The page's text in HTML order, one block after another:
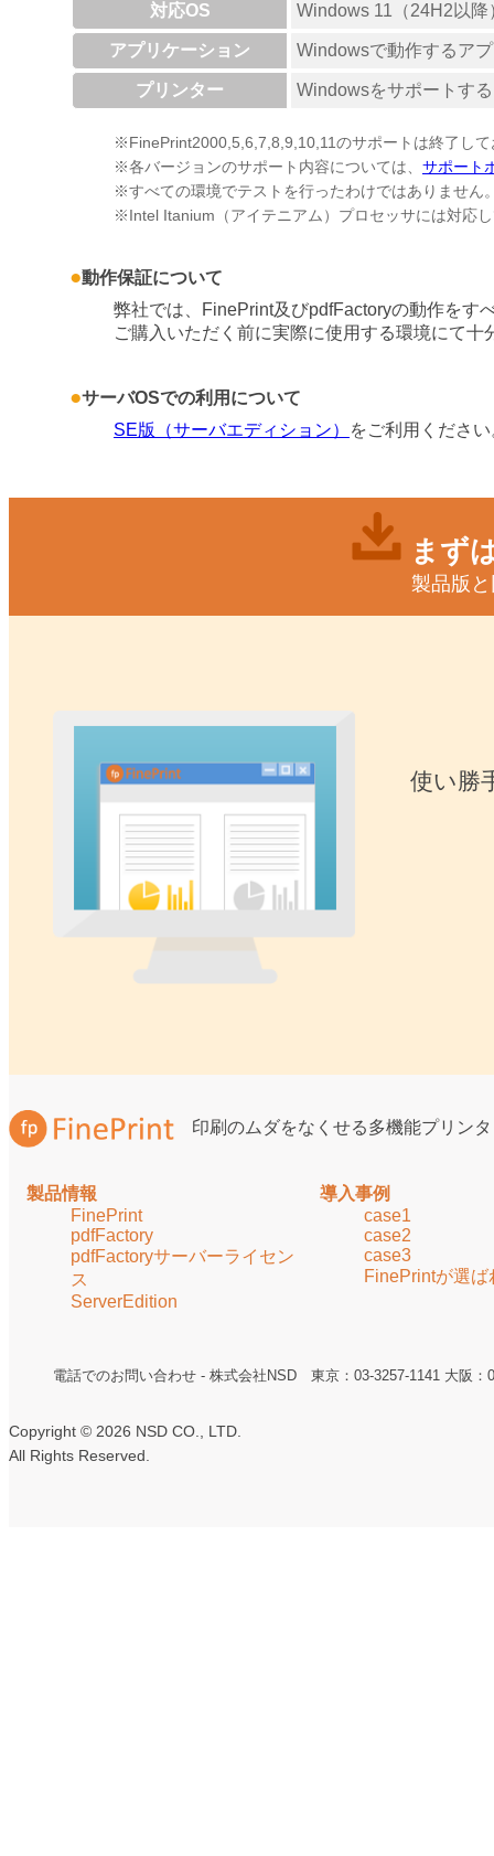
対応OS Windows 11（24H2以降
アプリケーション Windowsで動作するア
プリンター Windowsをサポートす
FinePrint2000,5,6,7,8,9,10,11のサポートは終了し
各バージョンのサポート内容については、 サポート
すべての環境でテストを行ったわけではありませ
Intel Itanium（アイテニアム）プロセッサには対応
動作保証について
弊社では、FinePrint及びpdfFactoryの動作をす
ご購入いただく前に実際に使用する環境にて
サーバOSでの利用について
SE版（サーバエディション）
をご利用くださ
まず
製品版
使い勝
印刷のムダをなくせる多機能プリン
製品情報
FinePrint
pdfFactory
pdfFactoryサーバーライセン
ス
ServerEdition
導入事例
case1
case2
case3
FinePrintが選ば
電話でのお問い合わせ - 株式会社NSD 東京：03-3257-1141 大阪：
Copyright © 2026 NSD CO., LTD.
All Rights Reserved.